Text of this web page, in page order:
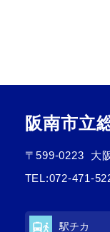
阪南市立
〒599-0223
大
TEL:072-471-
駅チカ